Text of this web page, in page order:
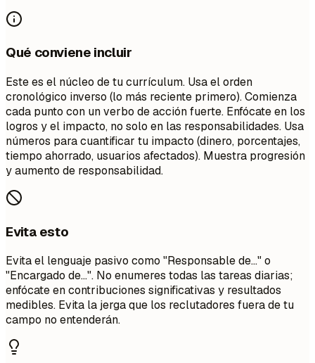
Qué conviene incluir
Este es el núcleo de tu currículum. Usa el orden
cronológico inverso (lo más reciente primero). Comienza
cada punto con un verbo de acción fuerte. Enfócate en los
logros y el impacto, no solo en las responsabilidades. Usa
números para cuantificar tu impacto (dinero, porcentajes,
tiempo ahorrado, usuarios afectados). Muestra progresión
y aumento de responsabilidad.
Evita esto
Evita el lenguaje pasivo como "Responsable de..." o
"Encargado de...". No enumeres todas las tareas diarias;
enfócate en contribuciones significativas y resultados
medibles. Evita la jerga que los reclutadores fuera de tu
campo no entenderán.